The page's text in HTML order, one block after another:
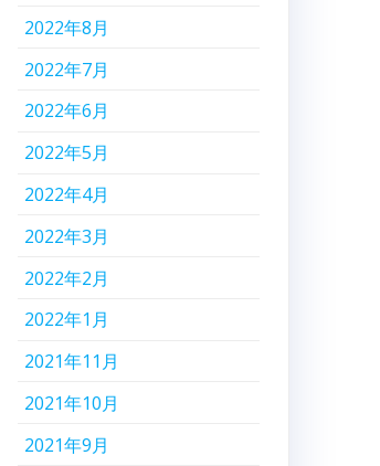
2022年8月
2022年7月
2022年6月
2022年5月
2022年4月
2022年3月
2022年2月
2022年1月
2021年11月
2021年10月
2021年9月